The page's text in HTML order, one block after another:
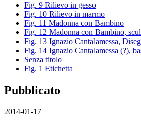
Fig. 9 Rilievo in gesso
Fig. 10 Rilievo in marmo
Fig. 11 Madonna con Bambino
Fig. 12 Madonna con Bambino,
Fig. 13 Ignazio Cantalamessa,
Fig. 14 Ignazio Cantalamessa (?),
Senza titolo
Fig. 1 Etichetta
Pubblicato
2014-01-17